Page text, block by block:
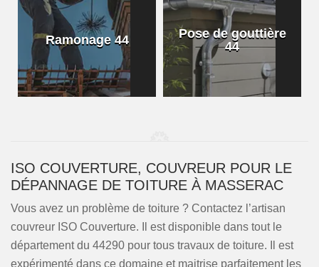
Ramonage 44
Pose de gouttière
44
ISO COUVERTURE, COUVREUR POUR LE
DÉPANNAGE DE TOITURE À MASSERAC
Vous avez un problème de toiture ? Contactez l’artisan
couvreur ISO Couverture. Il est disponible dans tout le
département du 44290 pour tous travaux de toiture. Il est
expérimenté dans ce domaine et maitrise parfaitement les